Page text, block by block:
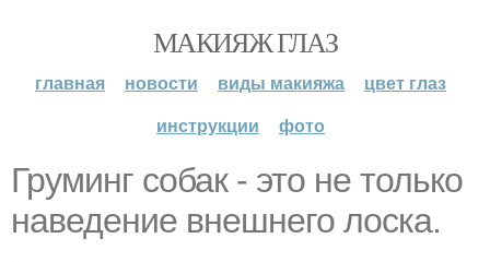
МАКИЯЖ ГЛАЗ
главная новости виды макияжа
цвет глаз
инструкции
фото
Груминг собак - это не только
наведение внешнего лоска.